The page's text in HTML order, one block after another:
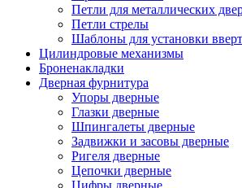
Петли для металлических
Петли стрелы
Шаблоны для установки
Цилиндровые механизмы
Броненакладки
Дверная фурнитура
Упоры дверные
Глазки дверные
Шпингалеты дверные
Задвижки и засовы дверные
Ригеля дверные
Цепочки дверные
Цифры дверные